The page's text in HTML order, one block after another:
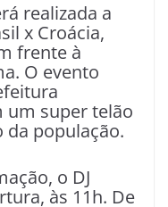
realizada a
x Croácia,
frente à
O evento
um super telão
da população.
o DJ
às 11h. De